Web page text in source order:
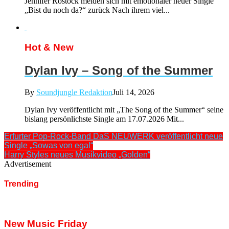
„Bist du noch da?“ zurück Nach ihrem viel...
Hot & New
Dylan Ivy – Song of the Summer
By Soundjungle RedaktionJuli 14, 2026
Dylan Ivy veröffentlicht mit „The Song of the Summer“ seine
bislang persönlichste Single am 17.07.2026 Mit...
Erfurter Pop-Rock-Band DaS NEUWERK veröffentlicht neue
Single „Sowas von egal“
Harry Styles neues Musikvideo „Golden“
Advertisement
Trending
New Music Friday